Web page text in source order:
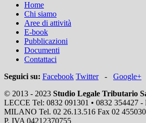
Home
Chi siamo
Aree di attività
E-book
Pubblicazioni
Documenti
Contattaci
Seguici su: Facebook Twitter- Google+
© 2013 - 2023 Studio Legale Tributario
LECCE Tel: 0832 091301 • 0832 354427 -
MILANO Tel. 02 26.13.516 Fax 02
P. IVA 04212370755